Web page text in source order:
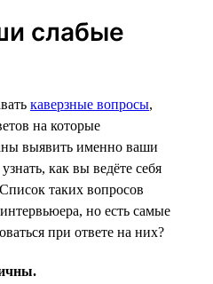
слабые
каверзные вопросы,
на которые
выявить именно ваши
как вы ведёте себя
таких вопросов
но есть самые
при ответе на них?